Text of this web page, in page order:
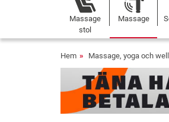
Massage
stol
Massage
Hem Massage, yoga och